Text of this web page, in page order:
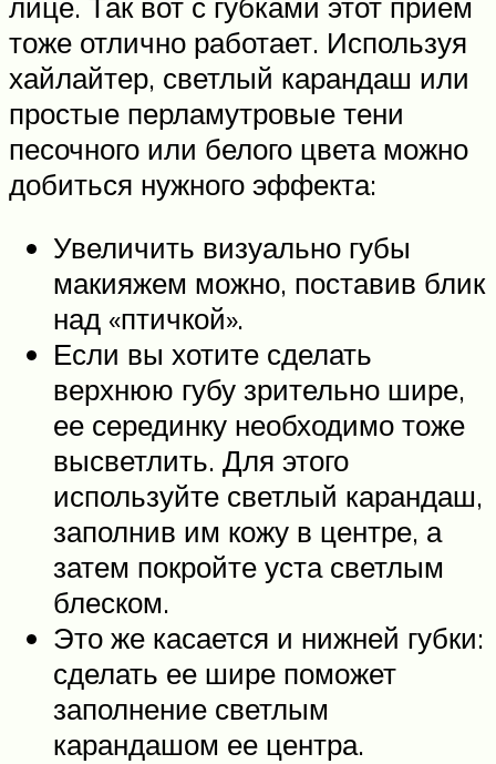
тоже отлично работает. Используя
хайлайтер, светлый карандаш или
простые перламутровые тени
песочного или белого цвета можно
добиться нужного эффекта:
Увеличить визуально губы
макияжем можно, поставив блик
над «птичкой».
Если вы хотите сделать
верхнюю губу зрительно шире,
ее серединку необходимо тоже
высветлить. Для этого
используйте светлый карандаш,
заполнив им кожу в центре, а
затем покройте уста светлым
блеском.
Это же касается и нижней губки:
сделать ее шире поможет
заполнение светлым
карандашом ее центра.